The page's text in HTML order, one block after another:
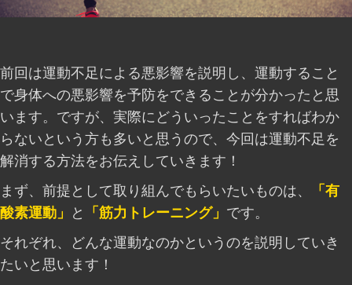
前回は運動不足による悪影響を説明し、運動すること
で身体への悪影響を予防をできることが分かったと思
います。ですが、実際にどういったことをすればわか
らないという方も多いと思うので、今回は運動不足を
解消する方法をお伝えしていきます！
まず、前提として取り組んでもらいたいものは、
「有
酸素運動」
と 「筋力トレーニング」 です。
それぞれ、どんな運動なのかというのを説明していき
たいと思います！